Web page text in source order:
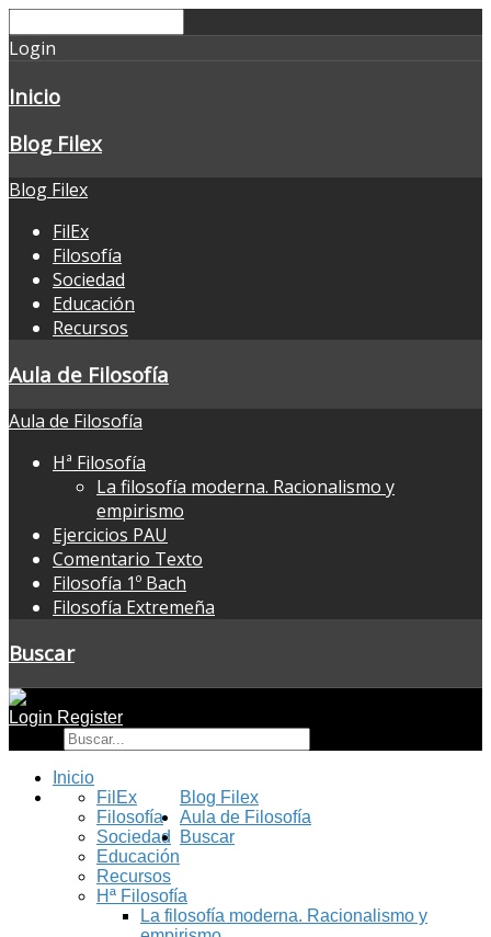
Login
Inicio
Blog Filex
Blog Filex
FilEx
Filosofía
Sociedad
Educación
Recursos
Aula de Filosofía
Aula de Filosofía
Hª Filosofía
La filosofía moderna. Racionalismo y
empirismo
Ejercicios PAU
Comentario Texto
Filosofía 1º Bach
Filosofía Extremeña
Buscar
Login Register
Inicio
Blog Filex
FilEx
Filosofía
Sociedad
Educación
Recursos
Aula de Filosofía
Hª Filosofía
La filosofía moderna. Racionalismo y
Buscar